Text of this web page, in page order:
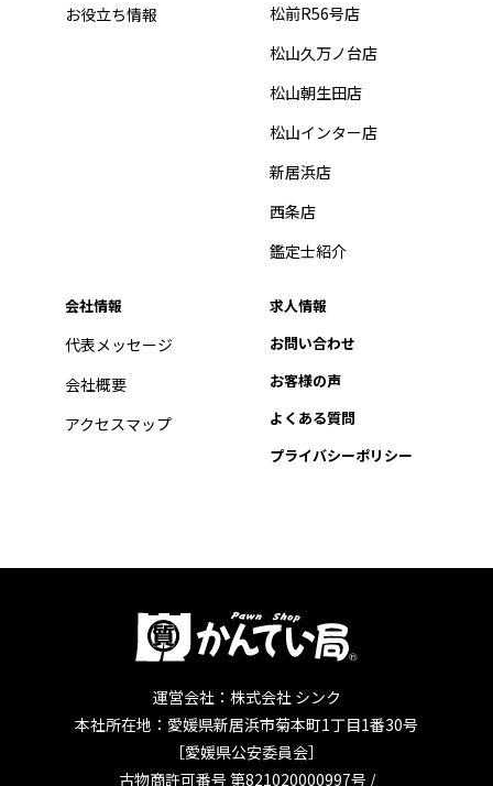
お役立ち情報
松前R56号店
松山久万ノ台店
松山朝生田店
松山インター店
新居浜店
西条店
鑑定士紹介
会社情報
代表メッセージ
会社概要
アクセスマップ
求人情報
お問い合わせ
お客様の声
よくある質問
プライバシーポリシー
運営会社：株式会社 シンク
本社所在地：愛媛県新居浜市菊本町1丁目1番30号
［愛媛県公安委員会］
古物商許可番号 第821020000997号 /